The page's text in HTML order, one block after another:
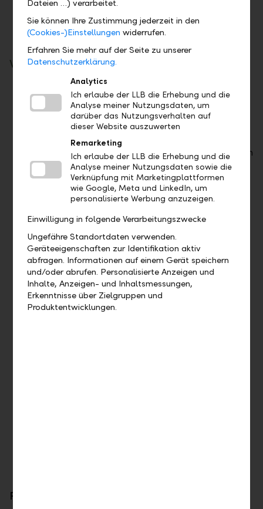
own small project
An interesting accompanying programme
with networking and other event
What we expect from you:
Good interim academic record
Conviction and dedication
Strong ability to grasp complex concepts
Ambition to position yourself in the long term
as a driving force and shaper of our business
Motivation to put the theory learned in your
studies into practice
Programme overview
Employment in parallel with your studies
30–50% employment (over the course of the year)
For further information please contact
Dateien …) verarbeitet.
Sie können Ihre Zustimmung jederzeit in den
(Cookies-)Einstellungen widerrufen.
Erfahren Sie mehr auf der Seite zu unserer
Datenschutzerklärung.
Analytics
Ich erlaube der LLB die Erhebung und die
Analyse meiner Nutzungsdaten, um
darüber das Nutzungsverhalten auf
dieser Website auszuwerten
Remarketing
Ich erlaube der LLB die Erhebung und die
Analyse meiner Nutzungsdaten sowie die
Verknüpfung mit Marketingplattformen
wie Google, Meta und LinkedIn, um
personalisierte Werbung anzuzeigen.
Einwilligung in folgende Verarbeitungszwecke
Ungefähre Standortdaten verwenden.
Geräteeigenschaften zur Identifikation aktiv
abfragen. Informationen auf einem Gerät speichern
und/oder abrufen. Personalisierte Anzeigen und
Inhalte, Anzeigen- und Inhaltsmessungen,
Erkenntnisse über Zielgruppen und
Produktentwicklungen.